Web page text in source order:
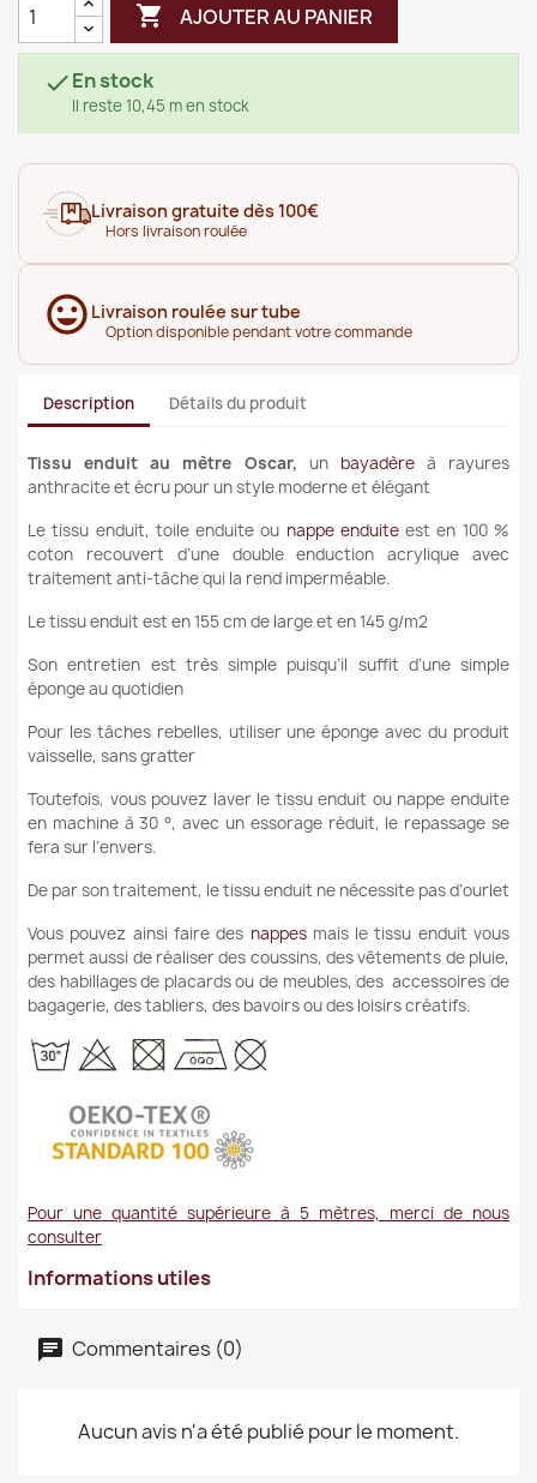
 AJOUTER AU PANIER
En stock
Il reste 10,45 m en stock
Livraison gratuite dès 100€
Hors livraison roulée
Livraison roulée sur tube
Option disponible pendant votre commande
Description Détails du produit
Tissu enduit au mètre Oscar, un bayadèreà rayures
anthracite et écru pour un style moderne et élégant
Le tissu enduit, toile enduite ou nappe enduiteest en 100 %
coton recouvert d’une double enduction acrylique avec
traitement anti-tâche qui la rend imperméable.
Le tissu enduit est en 155 cm de large et en 145 g/m2
Son entretien est très simple puisqu’il suffit d’une simple
éponge au quotidien
Pour les tâches rebelles, utiliser une éponge avec du produit
vaisselle, sans gratter
Toutefois, vous pouvez laver le tissu enduit ou nappe enduite
en machine à 30 °, avec un essorage réduit, le repassage se
fera sur l’envers.
De par son traitement, le tissu enduit ne nécessite pas d’ourlet
Vous pouvez ainsi faire des nappesmais le tissu enduit vous
permet aussi de réaliser des coussins, des vêtements de pluie,
des habillages de placards ou de meubles, des accessoires de
bagagerie, des tabliers, des bavoirs ou des loisirs créatifs.
Pour une quantité supérieure à 5 mètres, merci de nous
consulter
Informations utiles
Commentaires (0)
Aucun avis n'a été publié pour le moment.